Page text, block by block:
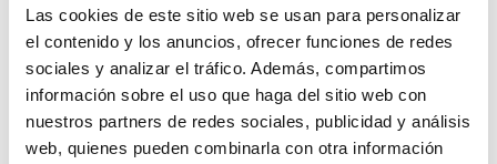
Las cookies de este sitio web se usan para personalizar
el contenido y los anuncios, ofrecer funciones de redes
sociales y analizar el tráfico. Además, compartimos
información sobre el uso que haga del sitio web con
nuestros partners de redes sociales, publicidad y análisis
web, quienes pueden combinarla con otra información
Datos.
Transferencias internacionales
¿En qué supuestos se realizan?
La gestión de los datos no supone la realización de